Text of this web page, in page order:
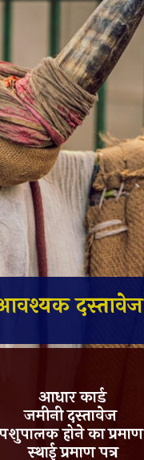
दस्तावेज
आधार कार्ड
जमीनी दस्तावेज
होने का प्रमाण
स्थाई प्रमाण पत्र